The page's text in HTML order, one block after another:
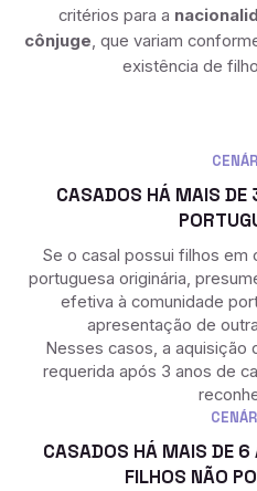
critérios para a
cônjuge, que variam
existência de
CASADOS HÁ MAIS DE
Se o casal possui filhos em
portuguesa originária,
efetiva à comunidade
apresentação de
Nesses casos, a aquisição
requerida após 3 anos de
CASADOS HÁ MAIS DE
FILHOS NÃO